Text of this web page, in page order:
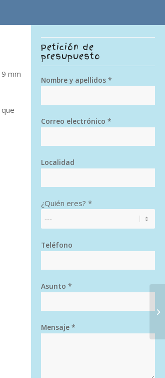
mm
Petición de
presupuesto
Nombre y apellidos *
Correo electrónico *
Localidad
¿Quién eres? *
Teléfono
Asunto *
Mensaje *